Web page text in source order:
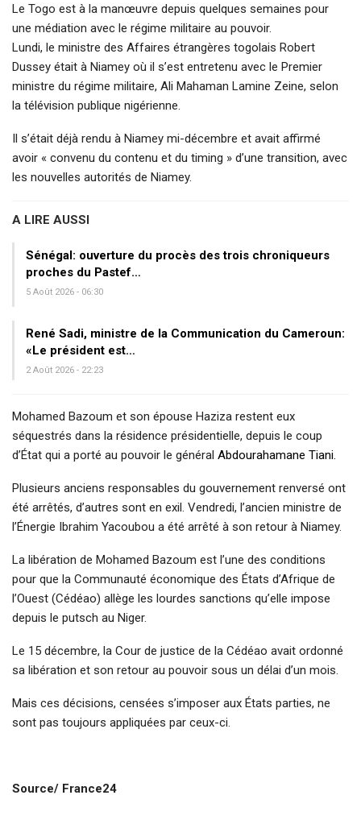
Le Togo est à la manœuvre depuis quelques semaines pour
une médiation avec le régime militaire au pouvoir.
Lundi, le ministre des Affaires étrangères togolais Robert
Dussey était à Niamey où il s’est entretenu avec le Premier
ministre du régime militaire, Ali Mahaman Lamine Zeine, selon
la télévision publique nigérienne.
Il s’était déjà rendu à Niamey mi-décembre et avait affirmé
avoir « convenu du contenu et du timing » d’une transition, avec
les nouvelles autorités de Niamey.
A LIRE AUSSI
Sénégal: ouverture du procès des trois chroniqueurs
proches du Pastef…
5 Août 2026 - 06:30
René Sadi, ministre de la Communication du Cameroun:
«Le président est…
2 Août 2026 - 22:23
Mohamed Bazoum et son épouse Haziza restent eux
séquestrés dans la résidence présidentielle, depuis le coup
d’État qui a porté au pouvoir le général Abdourahamane Tiani.
Plusieurs anciens responsables du gouvernement renversé ont
été arrêtés, d’autres sont en exil. Vendredi, l’ancien ministre de
l’Énergie Ibrahim Yacoubou a été arrêté à son retour à Niamey.
La libération de Mohamed Bazoum est l’une des conditions
pour que la Communauté économique des États d’Afrique de
l’Ouest (Cédéao) allège les lourdes sanctions qu’elle impose
depuis le putsch au Niger.
Le 15 décembre, la Cour de justice de la Cédéao avait ordonné
sa libération et son retour au pouvoir sous un délai d’un mois.
Mais ces décisions, censées s’imposer aux États parties, ne
sont pas toujours appliquées par ceux-ci.
Source/ France24